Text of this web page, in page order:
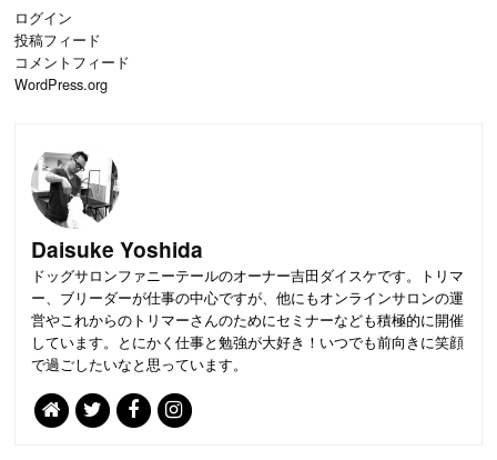
ログイン
投稿フィード
コメントフィード
WordPress.org
Daisuke Yoshida
ドッグサロンファニーテールのオーナー吉田ダイスケです。トリマ
ー、ブリーダーが仕事の中心ですが、他にもオンラインサロンの運
営やこれからのトリマーさんのためにセミナーなども積極的に開催
しています。とにかく仕事と勉強が大好き！いつでも前向きに笑顔
で過ごしたいなと思っています。